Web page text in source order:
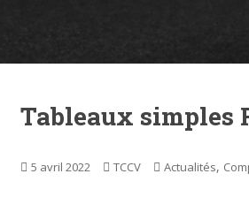
Tableaux simples
5 avril 2022 TCCV Actualités,